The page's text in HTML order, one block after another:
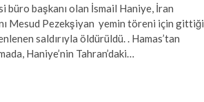
büro başkanı olan İsmail Haniye, İran
Mesud Pezekşiyan yemin töreni için gittiği
saldırıyla öldürüldü. . Hamas’tan
Haniye’nin Tahran’daki…